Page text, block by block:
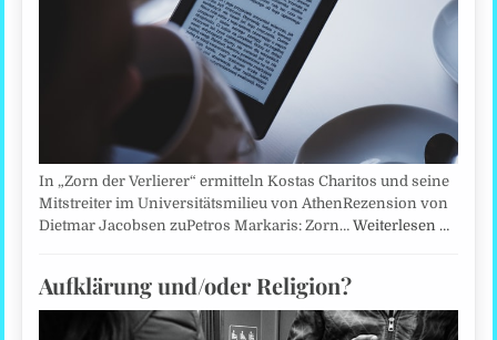
In „Zorn der Verlierer“ ermitteln Kostas Charitos und seine
Mitstreiter im Universitätsmilieu von AthenRezension von
Dietmar Jacobsen zuPetros Markaris: Zorn…Weiterlesen …
Aufklärung und/oder Religion?